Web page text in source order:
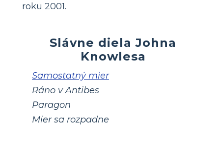
roku 2001.
Slávne diela Johna
Knowlesa
Samostatný mier
Ráno v Antibes
Paragon
Mier sa rozpadne